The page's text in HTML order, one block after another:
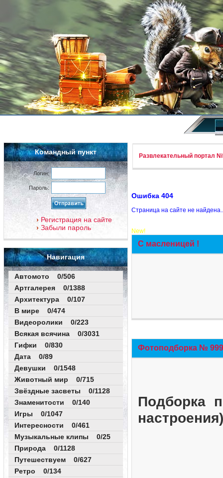
Командный пункт
Логин:
Пароль:
Регистрация на сайте
Забыли пароль
Навигация
Автомото 0/506
Артгалерея 0/1388
Архитектура 0/107
В мире 0/474
Видеоролики 0/223
Всякая всячина 0/3031
Гифки 0/830
Дата 0/89
Девушки 0/1548
Животный мир 0/715
Звёздные засветы 0/1128
Знаменитости 0/140
Игры 0/1047
Интересности 0/461
Музыкальные клипы 0/25
Природа 0/1128
Путешествуем 0/627
Ретро 0/134
Развлекательный портал
Ошибка 404
Страница на сайте не
New!
С масленицей !
Фотоподборка №
Подборка